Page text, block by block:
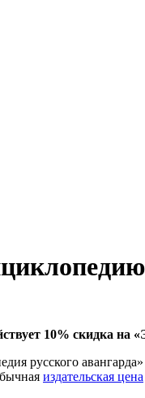
10% скидка на
русского
издательская цена